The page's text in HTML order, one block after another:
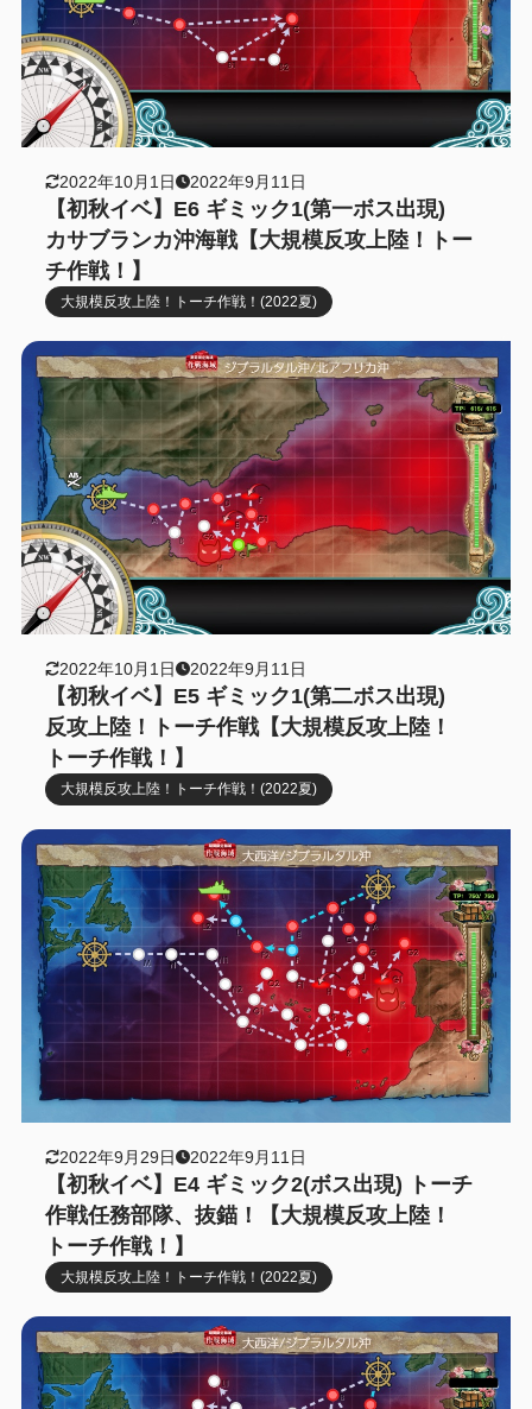
2022年10月1日 2022年9月11日
【初秋イベ】E6 ギミック1(第一ボス出現)
カサブランカ沖海戦【大規模反攻上陸！トー
チ作戦！】
大規模反攻上陸！トーチ作戦！(2022夏)
2022年10月1日 2022年9月11日
【初秋イベ】E5 ギミック1(第二ボス出現)
反攻上陸！トーチ作戦【大規模反攻上陸！
トーチ作戦！】
大規模反攻上陸！トーチ作戦！(2022夏)
2022年9月29日 2022年9月11日
【初秋イベ】E4 ギミック2(ボス出現) トーチ
作戦任務部隊、抜錨！【大規模反攻上陸！
トーチ作戦！】
大規模反攻上陸！トーチ作戦！(2022夏)